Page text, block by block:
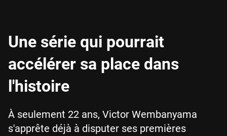
Une série qui pourrait
accélérer sa place dans
l'histoire
À seulement 22 ans, Victor Wembanyama
s'apprête déjà à disputer ses premières